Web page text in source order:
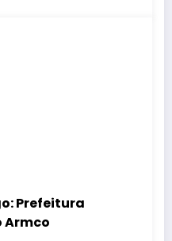
Prefeitura
Armco